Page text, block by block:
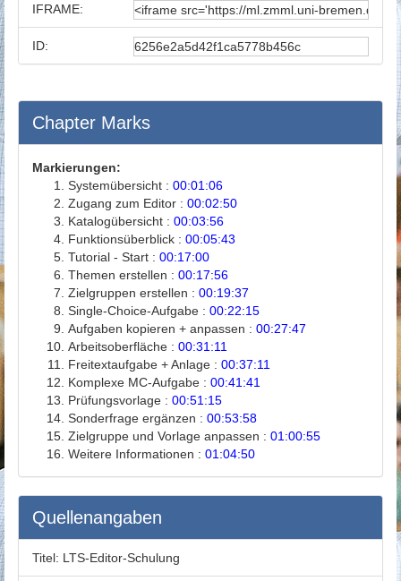
IFRAME:
ID:
Chapter Marks
Markierungen:
Systemübersicht : 00:01:06
Zugang zum Editor : 00:02:50
Katalogübersicht : 00:03:56
Funktionsüberblick : 00:05:43
Tutorial - Start : 00:17:00
Themen erstellen : 00:17:56
Zielgruppen erstellen : 00:19:37
Single-Choice-Aufgabe : 00:22:15
Aufgaben kopieren + anpassen : 00:27:47
Arbeitsoberfläche : 00:31:11
Freitextaufgabe + Anlage : 00:37:11
Komplexe MC-Aufgabe : 00:41:41
Prüfungsvorlage : 00:51:15
Sonderfrage ergänzen : 00:53:58
Zielgruppe und Vorlage anpassen : 01:00:55
Weitere Informationen : 01:04:50
Quellenangaben
Titel: LTS-Editor-Schulung